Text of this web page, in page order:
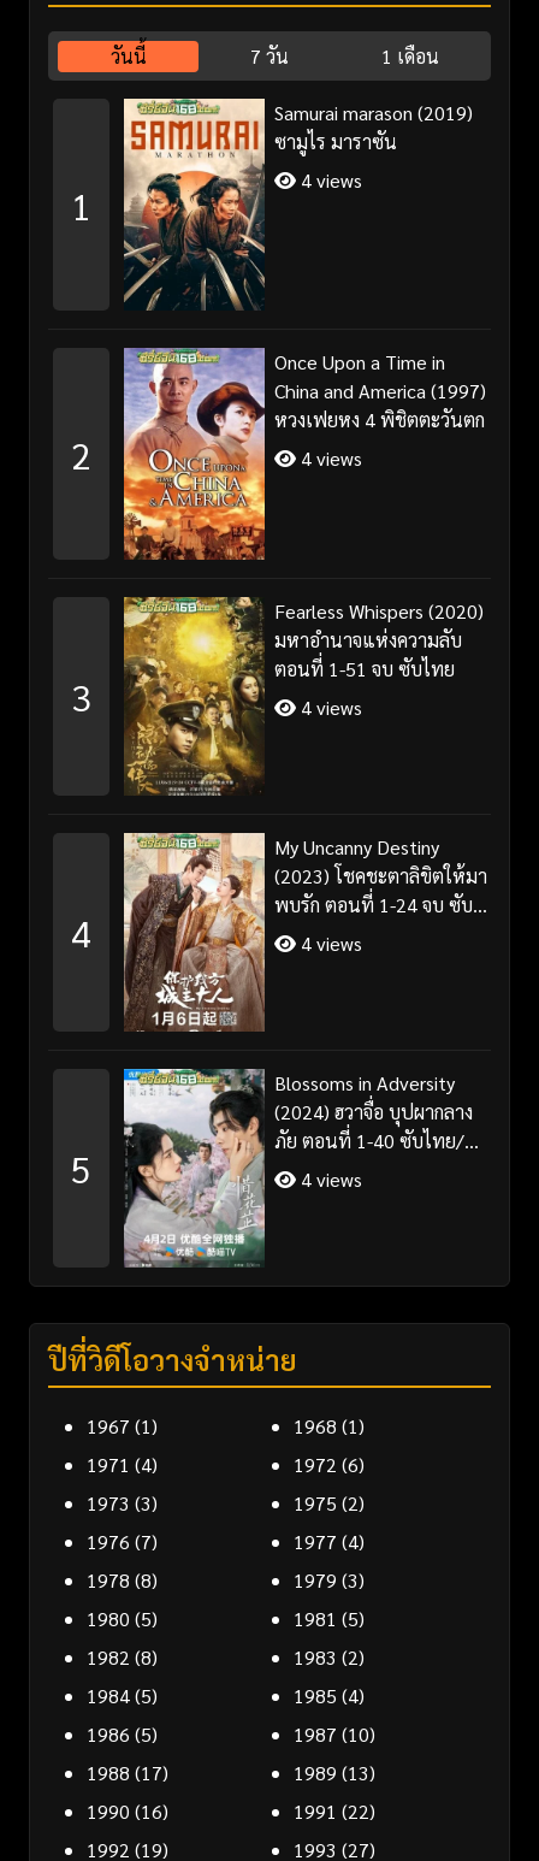
วันนี้ 7 วัน 1 เดือน
1
Samurai marason (2019)
ซามูไร มาราซัน
4 views
2
Once Upon a Time in
China and America (1997)
หวงเฟยหง 4 พิชิตตะวันตก
4 views
3
Fearless Whispers (2020)
มหาอำนาจแห่งความลับ
ตอนที่ 1-51 จบ ซับไทย
4 views
4
My Uncanny Destiny
(2023) โชคชะตาลิขิตให้มา
พบรัก ตอนที่ 1-24 จบ ซับ
ไทย/พากย์ไทย
4 views
5
Blossoms in Adversity
(2024) ฮวาจื่อ บุปผากลาง
ภัย ตอนที่ 1-40 ซับไทย/
พากย์ไทย
4 views
ปีที่วิดีโอวางจำหน่าย
1967 (1) 1968 (1)
1971 (4) 1972 (6)
1973 (3) 1975 (2)
1976 (7) 1977 (4)
1978 (8) 1979 (3)
1980 (5) 1981 (5)
1982 (8) 1983 (2)
1984(5) 1985 (4)
1986 (5) 1987 (10)
1988 (17) 1989 (13)
1990 (16) 1991 (22)
1992 (19) 1993 (27)